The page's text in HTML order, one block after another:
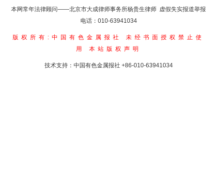
本网常年法律顾问——北京市大成律师事务所杨贵生律师 虚假失实报道举报
电话：010-63941034
版权所有:中国有色金属报社
未经书面授权禁止使
用 本站版权声明
技术支持：中国有色金属报社 +86-010-63941034